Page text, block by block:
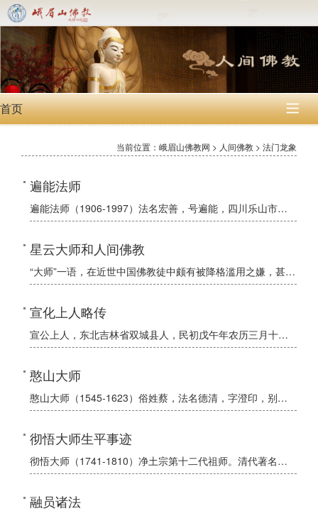
首页 
当前位置：峨眉山佛教网 > 人间佛教 > 法门龙象
遍能法师
遍能法师（1906-1997）法名宏善，号遍能，四川乐山市人。中国当代高僧、著名佛学家、佛教教育家。
星云大师和人间佛教
“大师”一语，在近世中国佛教徒中颇有被降格滥用之嫌，甚至被当作对比丘尼的专称。其实，大师（梵语Wastr）在佛教中本是一个相当高级的称谓，按《本事经》解释，是指证到须陀洹果以上直至佛果的圣僧，此等人出
宣化上人略传
宣公上人，东北吉林省双城县人，民初戊午年农历三月十六日生。俗姓白，名玉书，又名玉禧。父富海公，一生勤俭治家，以务农为业。母胡太夫人，生前茹素念佛，数十年如一日，怀上人时曾向佛菩萨祈愿，生上人前夕，梦见
憨山大师
憨山大师（1545-1623）俗姓蔡，法名德清，字澄印，别号憨山。明金陵全椒县古蔡浅人（今安徽和县绰庙先锋村），明代"四大高僧"之一。
彻悟大师生平事迹
彻悟大师（1741-1810）净土宗第十二代祖师。清代著名高僧。讳际醒，字彻悟，一字讷堂，又号梦东，京东丰润县人（今河北省丰润县境内）。俗姓马，父讳万璋，母高氏。大师幼时聪慧颖异，长而喜好读书，儒家典
融员诸法